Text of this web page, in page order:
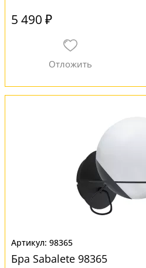
5 490 ₽
98365
Бра Sabalete 98365